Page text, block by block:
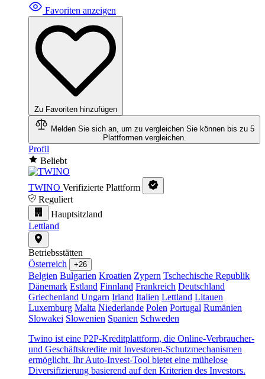
Favoriten anzeigen
Zu Favoriten hinzufügen
Melden Sie sich an, um zu vergleichen Sie können bis zu 5
Plattformen vergleichen.
Profil
Beliebt
TWINO Verifizierte Plattform
Reguliert
Hauptsitzland
Lettland
Betriebsstätten
Österreich
+26
Belgien Bulgarien Kroatien Zypern Tschechische Republik
Dänemark Estland Finnland Frankreich Deutschland
Griechenland Ungarn Irland Italien Lettland Litauen
Luxemburg Malta Niederlande Polen Portugal Rumänien
Slowakei Slowenien Spanien Schweden
Twino ist eine P2P-Kreditplattform, die Online-Verbraucher-
und Geschäftskredite mit Investoren-Schutzmechanismen
ermöglicht. Ihr Auto-Invest-Tool bietet eine mühelose
Diversifizierung basierend auf den Kriterien des Investors.